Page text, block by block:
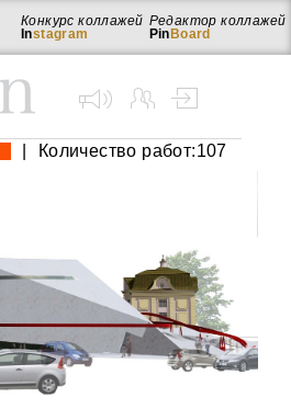
Редактор коллажей
Pin Board
Конкурс коллажей
Instagram
Количество работ:107